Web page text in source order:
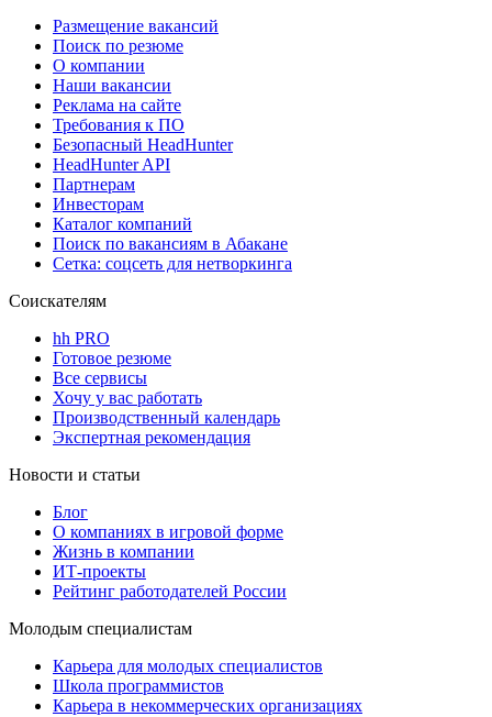
Размещение вакансий
Поиск по резюме
О компании
Наши вакансии
Реклама на сайте
Требования к ПО
Безопасный HeadHunter
HeadHunter API
Партнерам
Инвесторам
Каталог компаний
Поиск по вакансиям в Абакане
Сетка: соцсеть для нетворкинга
Соискателям
hh PRO
Готовое резюме
Все сервисы
Хочу у вас работать
Производственный календарь
Экспертная рекомендация
Новости и статьи
Блог
О компаниях в игровой форме
Жизнь в компании
ИТ-проекты
Рейтинг работодателей России
Молодым специалистам
Карьера для молодых специалистов
Школа программистов
Карьера в некоммерческих организациях